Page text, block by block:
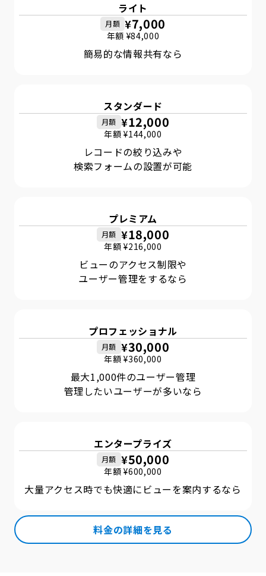
ライト
月額 ¥7,000
年額 ¥84,000
簡易的な情報共有なら
スタンダード
月額 ¥12,000
年額 ¥144,000
レコードの絞り込みや
検索フォームの設置が可能
プレミアム
月額 ¥18,000
年額 ¥216,000
ビューのアクセス制限や
ユーザー管理をするなら
プロフェッショナル
月額 ¥30,000
年額 ¥360,000
最大1,000件のユーザー管理
管理したいユーザーが多いなら
エンタープライズ
月額 ¥50,000
年額 ¥600,000
大量アクセス時でも快適にビューを案内するなら
料金の詳細を見る